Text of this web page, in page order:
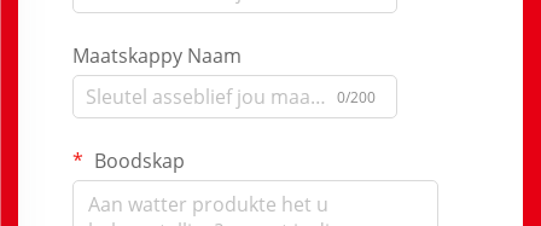
Maatskappy Naam
0/200
Boodskap